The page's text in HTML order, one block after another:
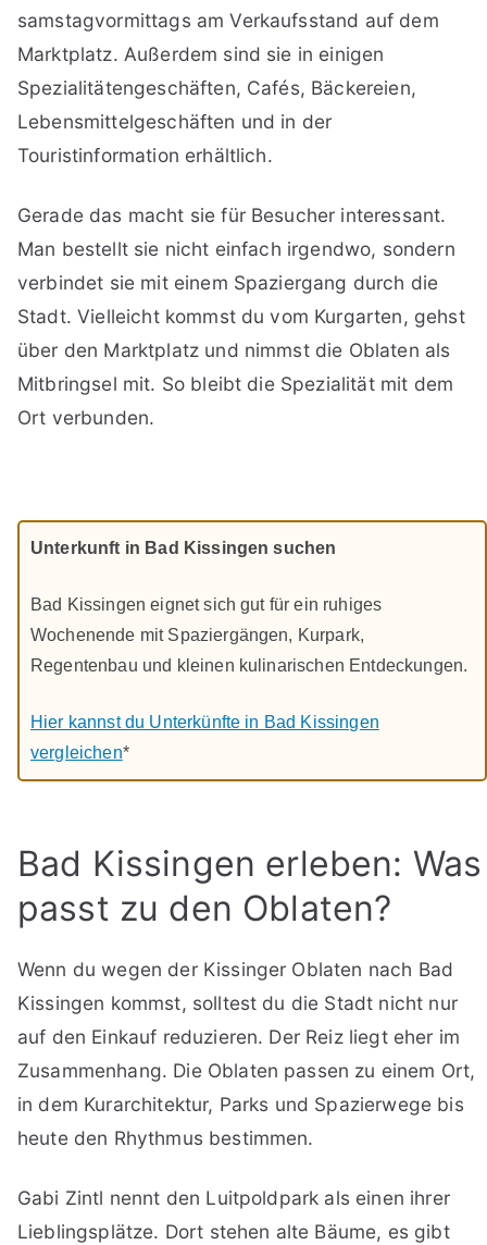
samstagvormittags am Verkaufsstand auf dem
Marktplatz. Außerdem sind sie in einigen
Spezialitätengeschäften, Cafés, Bäckereien,
Lebensmittelgeschäften und in der
Touristinformation erhältlich.
Gerade das macht sie für Besucher interessant.
Man bestellt sie nicht einfach irgendwo, sondern
verbindet sie mit einem Spaziergang durch die
Stadt. Vielleicht kommst du vom Kurgarten, gehst
über den Marktplatz und nimmst die Oblaten als
Mitbringsel mit. So bleibt die Spezialität mit dem
Ort verbunden.
Unterkunft in Bad Kissingen suchen
Bad Kissingen eignet sich gut für ein ruhiges
Wochenende mit Spaziergängen, Kurpark,
Regentenbau und kleinen kulinarischen Entdeckungen.
Hier kannst du Unterkünfte in Bad Kissingen
vergleichen*
Bad Kissingen erleben: Was
passt zu den Oblaten?
Wenn du wegen der Kissinger Oblaten nach Bad
Kissingen kommst, solltest du die Stadt nicht nur
auf den Einkauf reduzieren. Der Reiz liegt eher im
Zusammenhang. Die Oblaten passen zu einem Ort,
in dem Kurarchitektur, Parks und Spazierwege bis
heute den Rhythmus bestimmen.
Gabi Zintl nennt den Luitpoldpark als einen ihrer
Lieblingsplätze. Dort stehen alte Bäume, es gibt